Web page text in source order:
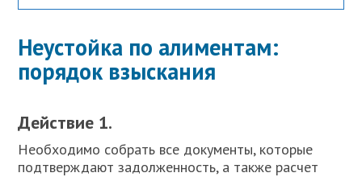
Неустойка по алиментам:
порядок взыскания
Действие 1.
Необходимо собрать все документы, которые
подтверждают задолженность, а также расчет